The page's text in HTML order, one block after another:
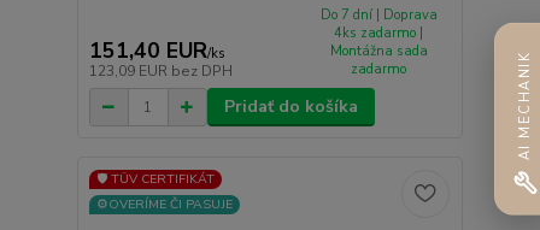
151,40 EUR/ks
123,09 EUR bez DPH
Do 7 dní | Doprava
4ks zadarmo |
Montážna sada
zadarmo
Pridať do košíka
🛡️ TÜV CERTIFIKÁT
⚙️OVERÍME ČI PASUJE
AI MECHANIK